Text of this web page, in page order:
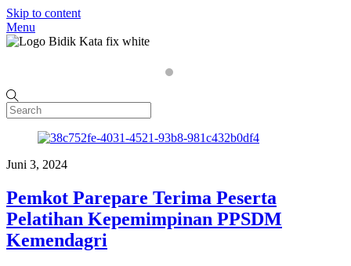
Skip to content
Menu
Juni 3, 2024
Pemkot Parepare Terima Peserta
Pelatihan Kepemimpinan PPSDM
Kemendagri